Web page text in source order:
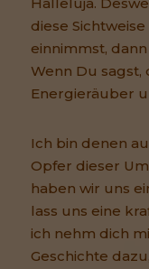
diese
einnimmst,
Wenn Du sagst,
Energieräuber
Ich bin denen
Opfer dieser
haben wir uns
lass uns eine
ich nehm dich
Geschichte